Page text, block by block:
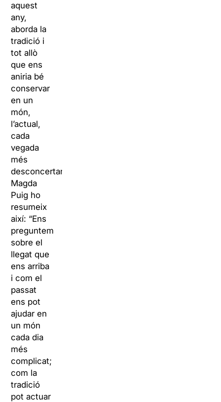
aquest
any,
aborda la
tradició i
tot allò
que ens
aniria bé
conservar
en un
món,
l’actual,
cada
vegada
més
desconcertant.
Magda
Puig ho
resumeix
així: “Ens
preguntem
sobre el
llegat que
ens arriba
i com el
passat
ens pot
ajudar en
un món
cada dia
més
complicat;
com la
tradició
pot actuar